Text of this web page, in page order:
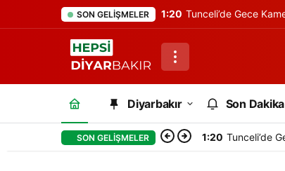
SON GELIŞMELER 1:20 Tunceli’de Gece
Diyarbakır Son Dakika
SON GELIŞMELER 1:20 Tunceli’de